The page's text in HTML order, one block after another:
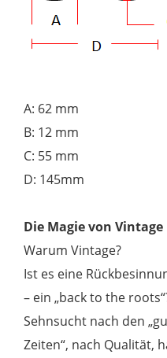
A: 62 mm
B: 12 mm
C: 55 mm
D: 145mm
Die Magie von Vintage
Warum Vintage?
Ist es eine
– ein „back to the
Sehnsucht nach den
Zeiten“, nach Qualität,